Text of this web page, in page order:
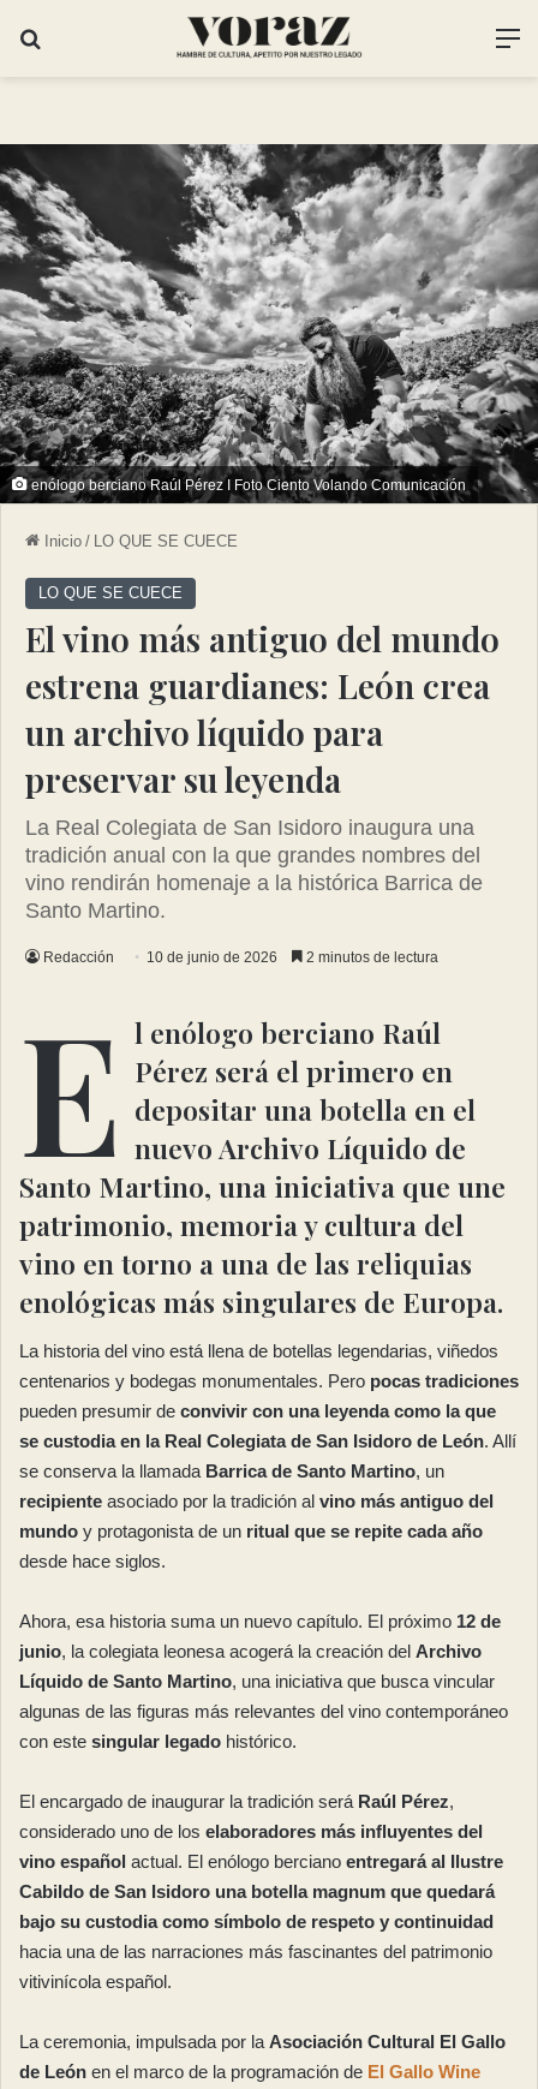
enólogo berciano Raúl Pérez I Foto Ciento Volando Comunicación
Inicio / LO QUE SE CUECE
LO QUE SE CUECE
El vino más antiguo del mundo
estrena guardianes: León crea
un archivo líquido para
preservar su leyenda
La Real Colegiata de San Isidoro inaugura una
tradición anual con la que grandes nombres del
vino rendirán homenaje a la histórica Barrica de
Santo Martino.
Redacción 10 de junio de 2026 2 minutos de lectura
E l enólogo berciano Raúl
Pérez será el primero en
depositar una botella en el
nuevo Archivo Líquido de
Santo Martino, una iniciativa que une
patrimonio, memoria y cultura del
vino en torno a una de las reliquias
enológicas más singulares de Europa.
La historia del vino está llena de botellas legendarias, viñedos
centenarios y bodegas monumentales. Pero pocas tradiciones
pueden presumir de convivir con una leyenda como la que
se custodia en la Real Colegiata de San Isidoro de León. Allí
se conserva la llamada Barrica de Santo Martino, un
recipiente asociado por la tradición al vino más antiguo del
mundo y protagonista de un ritual que se repite cada año
desde hace siglos.
Ahora, esa historia suma un nuevo capítulo. El próximo 12 de
junio, la colegiata leonesa acogerá la creación del Archivo
Líquido de Santo Martino, una iniciativa que busca vincular
algunas de las figuras más relevantes del vino contemporáneo
con este singular legado histórico.
El encargado de inaugurar la tradición será Raúl Pérez,
considerado uno de los elaboradores más influyentes del
vino español actual. El enólogo berciano entregará al Ilustre
Cabildo de San Isidoro una botella magnum que quedará
bajo su custodia como símbolo de respeto y continuidad
hacia una de las narraciones más fascinantes del patrimonio
vitivinícola español.
La ceremonia, impulsada por la Asociación Cultural El Gallo
de León en el marco de la programación de El Gallo Wine